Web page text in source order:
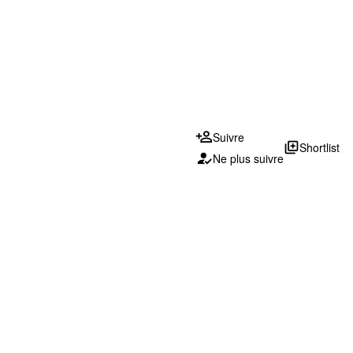
Suivre
Ne plus suivre
library_addShortlist